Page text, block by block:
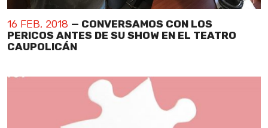
16 FEB, 2018 — CONVERSAMOS CON LOS
PERICOS ANTES DE SU SHOW EN EL TEATRO
CAUPOLICÁN